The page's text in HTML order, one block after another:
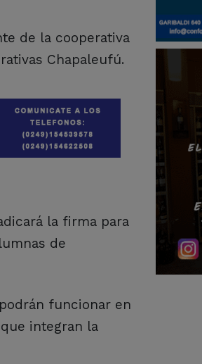
de la cooperativa
Chapaleufú.
la firma para
de
funcionar en
integran la